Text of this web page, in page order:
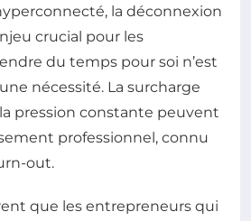
la déconnexion
crucial pour les
du temps pour soi n’est
nécessité. La surcharge
pression constante peuvent
professionnel, connu
out.
que les entrepreneurs qui